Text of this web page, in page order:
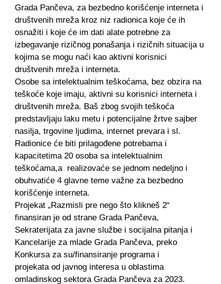
Grada Pančeva, za bezbedno korišćenje interneta i
društvenih mreža kroz niz radionica koje će ih
osnažiti i koje će im dati alate potrebne za
izbegavanje rizičnog ponašanja i rizičnih situacija u
kojima se mogu naći kao aktivni korisnici
društvenih mreža i interneta.
Osobe sa intelektualnim teškoćama, bez obzira na
teškoće koje imaju, aktivni su korisnici interneta i
društvenih mreža. Baš zbog svojih teškoća
predstavljaju laku metu i potencijalne žrtve sajber
nasilja, trgovine ljudima, internet prevara i sl.
Radionice će biti prilagođene potrebama i
kapacitetima 20 osoba sa intelektualnim
teškoćama,a realizovaće se jednom nedeljno i
obuhvatiće 4 glavne teme važne za bezbedno
korišćenje interneta.
Projekat „Razmisli pre nego što klikneš 2“
finansiran je od strane Grada Pančeva,
Sekraterijata za javne službe i socijalna pitanja i
Kancelarije za mlade Grada Pančeva, preko
Konkursa za su/finansiranje programa i
projekata od javnog interesa u oblastima
omladinskog sektora Grada Pančeva za 2023.